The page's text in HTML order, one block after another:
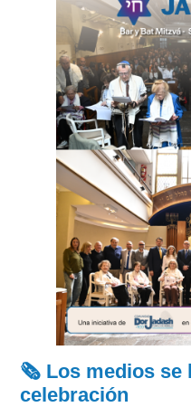
🗞️ Los medios se
celebración